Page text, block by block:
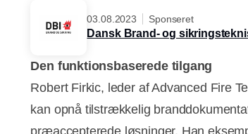
03.08.2023 Sponseret
Dansk Brand- og
Den funktionsbaserede tilgang
Robert Firkic, leder af Advanced Fire
kan opnå tilstrækkelig